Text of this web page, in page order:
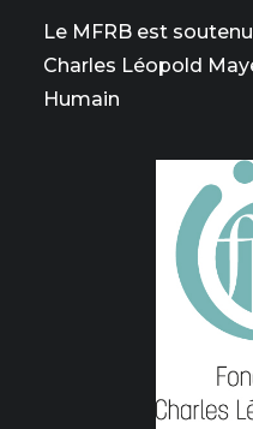
Le MFRB est
Charles Léopold
Humain